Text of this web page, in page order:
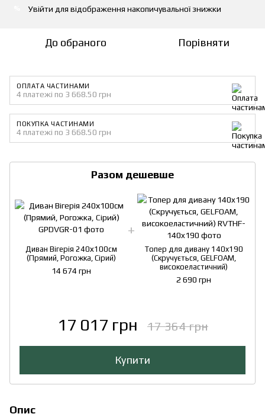
Увійти для відображення накопичувальної знижки
До обраного Порівняти
ОПЛАТА ЧАСТИНАМИ
4 платежі по 3 668.50 грн
ПОКУПКА ЧАСТИНАМИ
4 платежі по 3 668.50 грн
Разом дешевше
Диван Вігерія 240х100см
(Прямий, Рогожка, Сірий)
14 674 грн
Топер для дивану 140x190
(Скручується, GELFOAM,
високоеластичний)
2 690 грн
17 017 грн 17 364 грн
Купити
Опис